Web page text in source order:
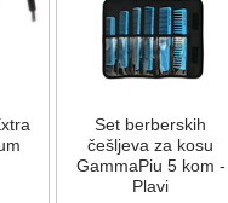
Set berberskih
češljeva za kosu
GammaPiu 5 kom -
Plavi